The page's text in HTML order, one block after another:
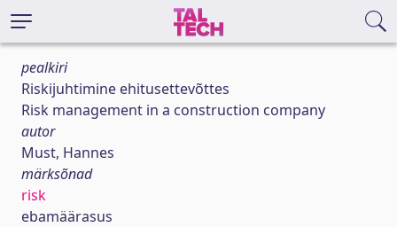
pealkiri
Riskijuhtimine ehitusettevõttes
Risk management in a construction company
autor
Must, Hannes
märksõnad
risk
ebamäärasus